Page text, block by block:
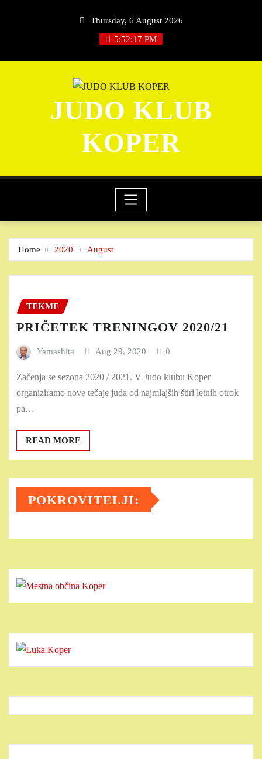
Thursday, 6 August 2026
5:52:18 PM
JUDO KLUB
KOPER
Home 2020 August
TEKME
PRIČETEK TRENINGOV 2020/21
Yamashita Aug 29, 2020 0
Začenja se sezona 2020 / 2021. V Judo klubu Koper
organiziramo nove tečaje juda od najmlajših štiri letnih otrok
pa…
READ MORE
POKROVITELJI: